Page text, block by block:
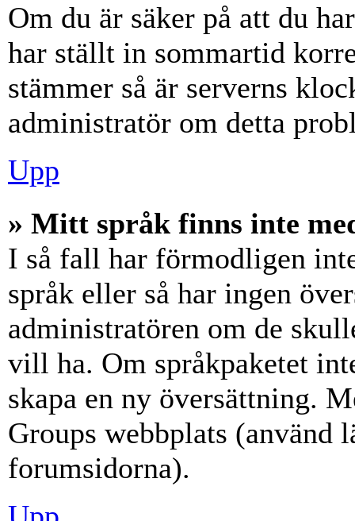
Om du är säker på att du
har ställt in sommartid
stämmer så är serverns
administratör om detta
Upp
» Mitt språk finns inte
I så fall har förmodligen
språk eller så har ingen
administratören om de
vill ha. Om språkpaketet
skapa en ny översättning.
Groups webbplats (använd
forumsidorna).